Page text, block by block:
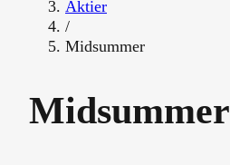
Aktier
/
Midsummer
Midsummer